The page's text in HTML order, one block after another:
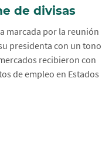
de divisas
marcada por la reunión
presidenta con un tono
recibieron con
de empleo en Estados